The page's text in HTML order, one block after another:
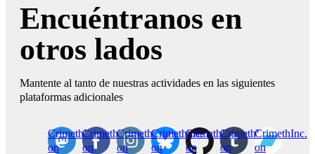
Encuéntranos en
otros lados
Mantente al tanto de nuestras actividades en las siguientes
plataformas adicionales
CrimethInc.
on
Crimethinc.
on
Crimethinc.
on
Crimethinc.
on
CrimethInc.
on
CrimethInc.
on
CrimethInc.
on